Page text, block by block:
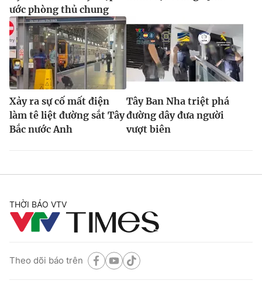
ước phòng thủ chung
Xảy ra sự cố mất điện
làm tê liệt đường sắt Tây
Bắc nước Anh
Tây Ban Nha triệt phá
đường dây đưa người
vượt biên
THỜI BÁO VTV
Theo dõi báo trên